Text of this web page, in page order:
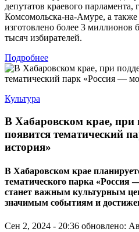
депутатов краевого
Комсомольска-на-Амуре, а
изготовлено более 3 миллионов
тысяч избирателей.
Подробнее
Культура
В Хабаровском крае, при
появится тематический
история»
В Хабаровском крае
тематического парка
станет важным культурным
значимым событиям и
Сен 2, 2024 - 20:36 обновлено: